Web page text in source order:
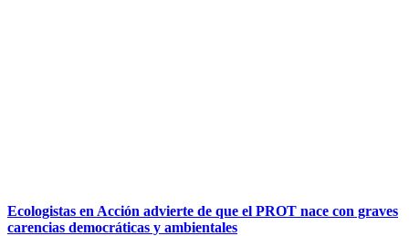
Ecologistas en Acción advierte de que el PROT nace con graves
carencias democráticas y ambientales